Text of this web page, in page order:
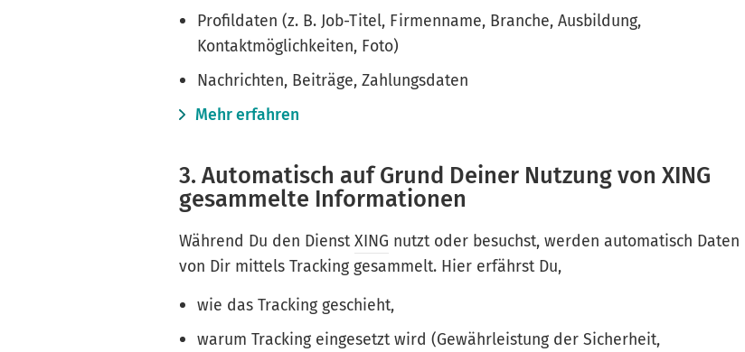
Profildaten (z. B. Job-Titel, Firmenname, Branche, Ausbildung,
Kontaktmöglichkeiten, Foto)
Nachrichten, Beiträge, Zahlungsdaten
Mehr erfahren
3. Automatisch auf Grund Deiner Nutzung von XING
gesammelte Informationen
Während Du den DienstXING nutzt oder besuchst, werden automatisch Daten
von Dir mittels Tracking gesammelt. Hier erfährst Du,
wie das Tracking geschieht,
warum Tracking eingesetzt wird (Gewährleistung der Sicherheit,